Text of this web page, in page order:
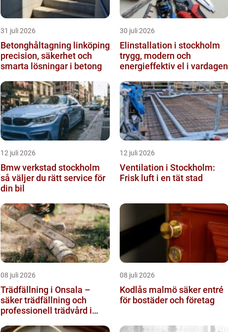
31 juli 2026
Betonghåltagning linköping
precision, säkerhet och
smarta lösningar i betong
30 juli 2026
Elinstallation i stockholm
trygg, modern och
energieffektiv el i vardagen
12 juli 2026
Bmw verkstad stockholm
så väljer du rätt service för
din bil
12 juli 2026
Ventilation i Stockholm:
Frisk luft i en tät stad
08 juli 2026
Trädfällning i Onsala –
säker trädfällning och
professionell trädvård i
08 juli 2026
Kodlås malmö säker entré
för bostäder och företag